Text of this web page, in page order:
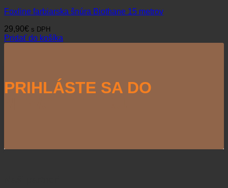
Foxline farbiarska šnúra Biothane 15 metrov
29,90€ s DPH
Pridať do košíka
PRIHLÁSTE SA DO